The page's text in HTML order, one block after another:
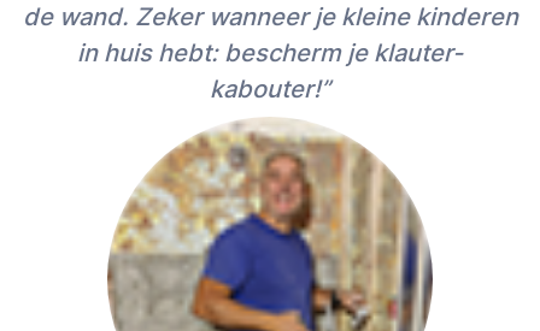
de wand. Zeker wanneer je kleine kinderen
in huis hebt: bescherm je klauter-
kabouter!”